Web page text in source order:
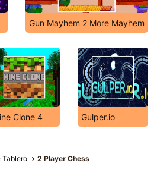
Gun Mayhem 2 More Mayhem
Clone 4 Gulper.io
Tablero 2 Player Chess